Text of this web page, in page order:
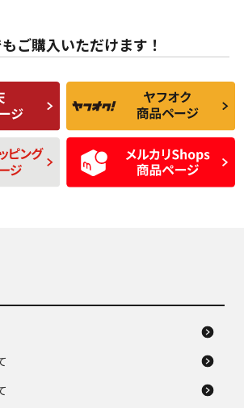
品
んどない中古品
いな中古
C
られるが、使用に問
題のない中古品
立つ傷が
的な中古
D
残り溝も少なく、偏
磨耗がみられ、短期
間使用できるくらい
の中古品
ご購入いただけます！